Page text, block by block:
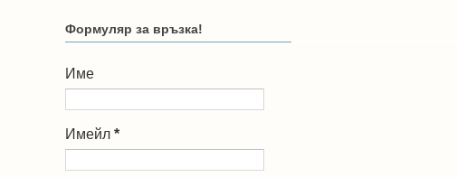
Формуляр за връзка!
Име
Имейл *